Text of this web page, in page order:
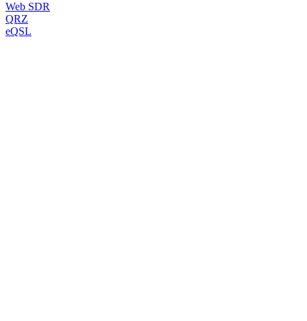
Web SDR
QRZ
eQSL